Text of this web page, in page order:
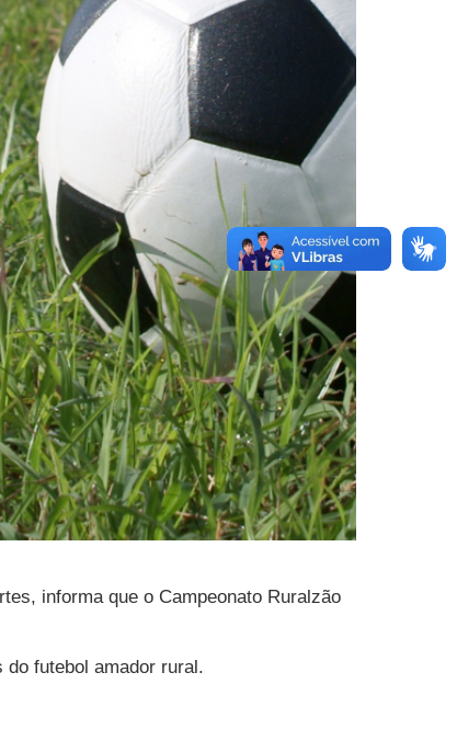
informa que o Campeonato Ruralzão
do futebol amador rural.